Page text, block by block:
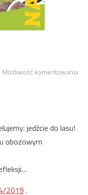
Możliwość komentowania
jedźcie do lasu!
obozowym
2019 .